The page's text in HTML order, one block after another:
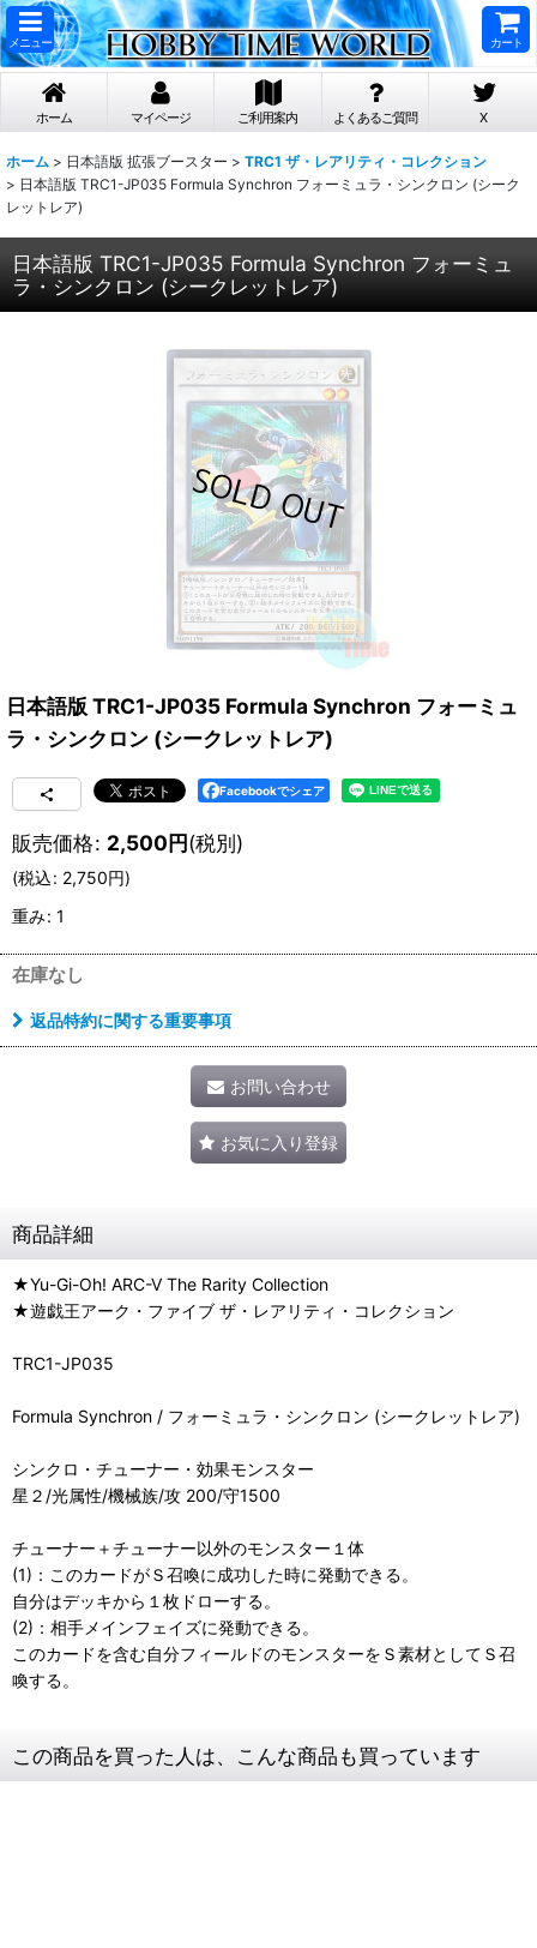
メニュー カート
ホーム マイページ ご利用案内 よくあるご質問 X
ホーム > 日本語版 拡張ブースター > TRC1 ザ・レアリティ・コレクション
> 日本語版 TRC1-JP035 Formula Synchron フォーミュラ・シンクロン (シーク
レットレア)
日本語版 TRC1-JP035 Formula Synchron フォーミュ
ラ・シンクロン (シークレットレア)
日本語版 TRC1-JP035 Formula Synchron フォーミュ
ラ・シンクロン (シークレットレア)
Facebookでシェア
販売価格: 2,500円(税別)
(税込: 2,750円)
重み: 1
在庫なし
返品特約に関する重要事項
お問い合わせ
お気に入り登録
商品詳細
★Yu-Gi-Oh! ARC-V The Rarity Collection
★遊戯王アーク・ファイブ ザ・レアリティ・コレクション
TRC1-JP035
Formula Synchron / フォーミュラ・シンクロン (シークレットレア)
シンクロ・チューナー・効果モンスター
星２/光属性/機械族/攻 200/守1500
チューナー＋チューナー以外のモンスター１体
(1)：このカードがＳ召喚に成功した時に発動できる。
自分はデッキから１枚ドローする。
(2)：相手メインフェイズに発動できる。
このカードを含む自分フィールドのモンスターをＳ素材としてＳ召
喚する。
この商品を買った人は、こんな商品も買っています